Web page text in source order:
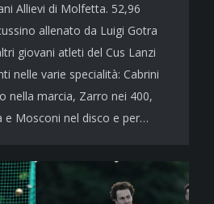
Allievi di Molfetta. 52,96
allenato da Luigi Gotra
giovani atleti del Cus Lanzi
nelle varie specialità: Cabrini
nella marcia, Zarro nei 400,
e Mosconi nel disco e per…